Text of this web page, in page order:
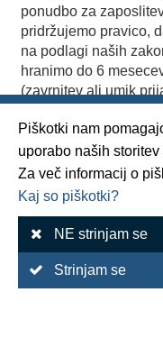
ponudbo za
pridržujemo pravico,
na podlagi naših
hranimo do 6
(zavrnitev ali umik
kot dokaz v primeru
bodo podatki
obdobja (npr. zaradi
pravnega spora),
Do daljšega
soglasje (člen 6(1)(a)
hrambe preprečujejo
Piškotki nam
uporabo naših
Za več informacij o
Kaj so piškotki?
NE strinjam se
Strinjam se